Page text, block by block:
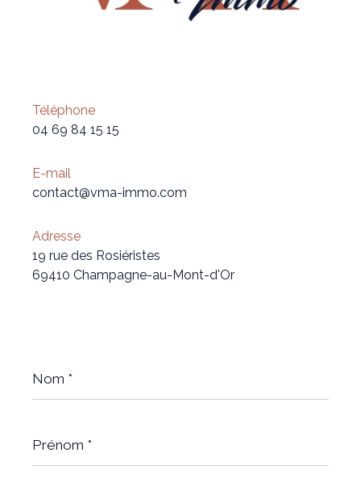
Téléphone
04 69 84 15 15
E-mail
contact@vma-immo.com
Adresse
19 rue des Rosiéristes
69410 Champagne-au-Mont-d'Or
*
*